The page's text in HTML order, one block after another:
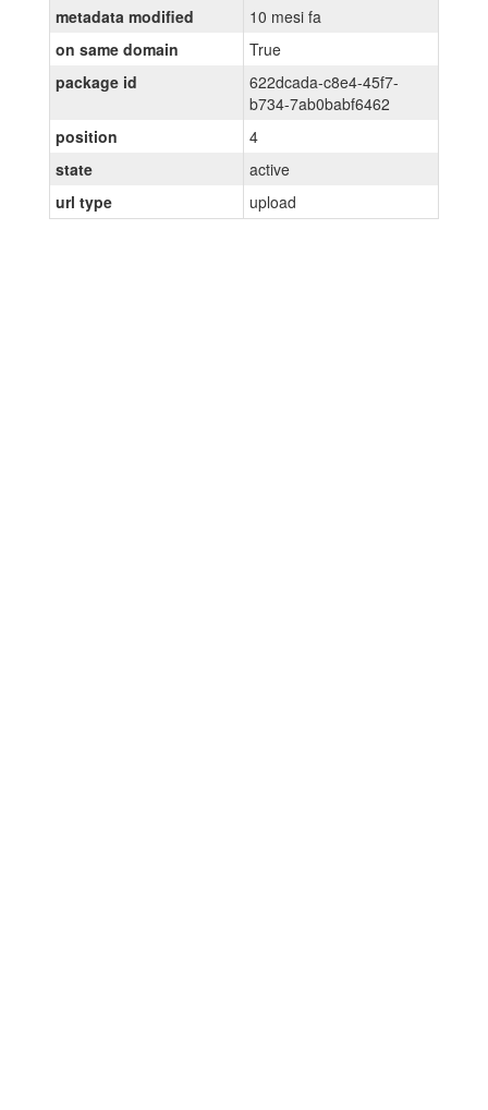
metadata modified
10 mesi fa
on same domain
True
package id
622dcada-c8e4-45f7-
b734-7ab0babf6462
position
4
state
active
url type
upload